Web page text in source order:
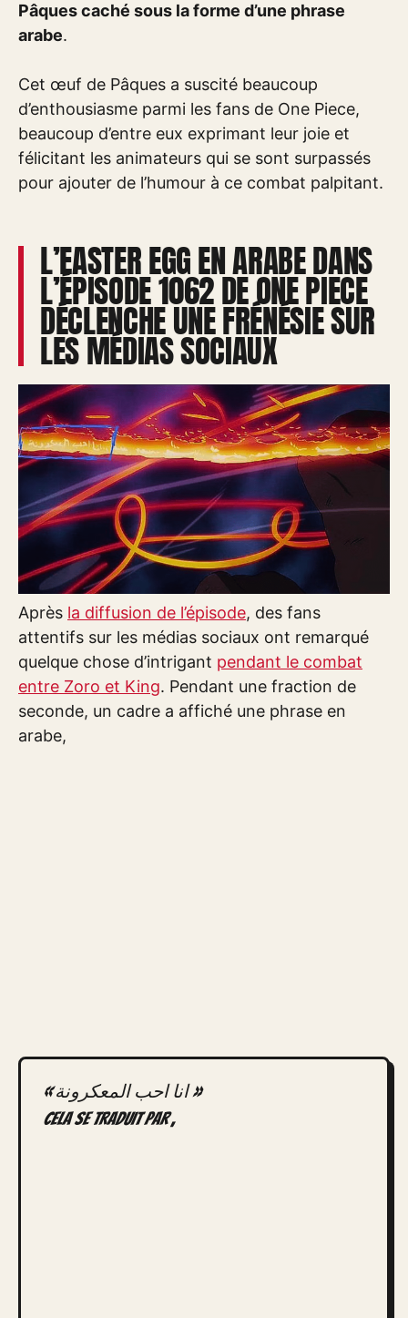
Pâques caché sous la forme d’une phrase
arabe.
Cet œuf de Pâques a suscité beaucoup
d’enthousiasme parmi les fans de One Piece,
beaucoup d’entre eux exprimant leur joie et
félicitant les animateurs qui se sont surpassés
pour ajouter de l’humour à ce combat palpitant.
L’EASTER EGG EN ARABE DANS
L’ÉPISODE 1062 DE ONE PIECE
DÉCLENCHE UNE FRÉNÉSIE SUR
LES MÉDIAS SOCIAUX
Après la diffusion de l’épisode, des fans
attentifs sur les médias sociaux ont remarqué
quelque chose d’intrigant pendant le combat
entre Zoro et King. Pendant une fraction de
seconde, un cadre a affiché une phrase en
arabe,
« انا احب المعكرونة »
Cela se traduit par ,